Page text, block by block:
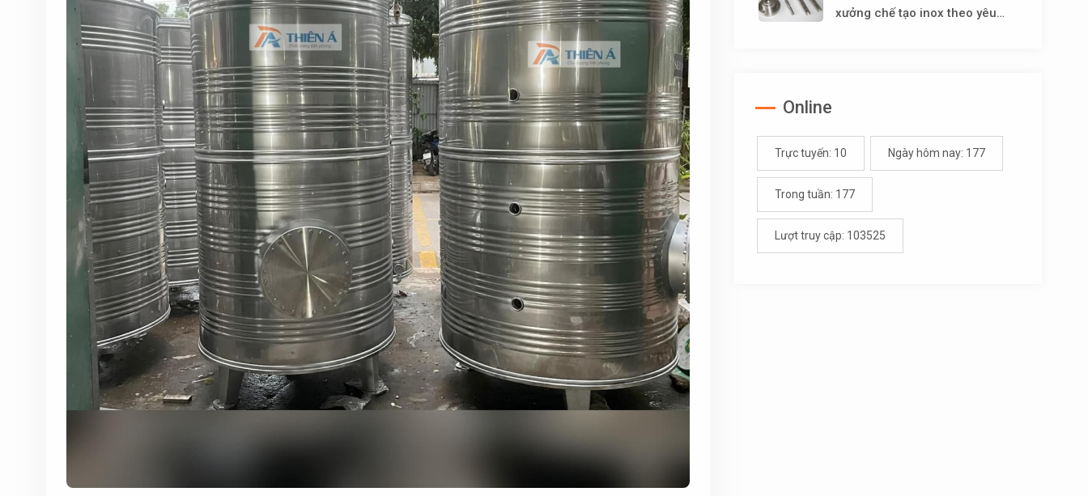
xưởng chế tạo inox theo yêu
Online
Trực tuyến: 10 Ngày hôm nay: 177
Trong tuần: 177
Lượt truy cập: 103525